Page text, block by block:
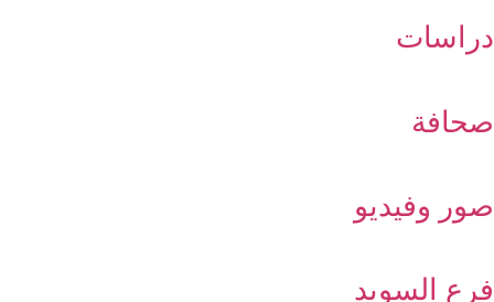
دراسات
صحافة
صور وفيديو
فرع السويد